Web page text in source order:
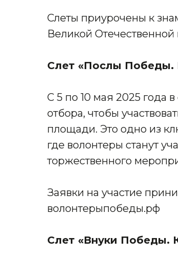
Слеты приурочены к
Великой
Слет «Послы Победы.
С 5 по 10 мая 2025 года
отбора, чтобы
площади. Это одно из
где волонтеры станут
торжественного
Заявки на участие
волонтерыпобеды.рф
Слет «Внуки Победы.